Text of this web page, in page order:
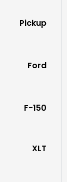
Pickup
Ford
F-150
XLT